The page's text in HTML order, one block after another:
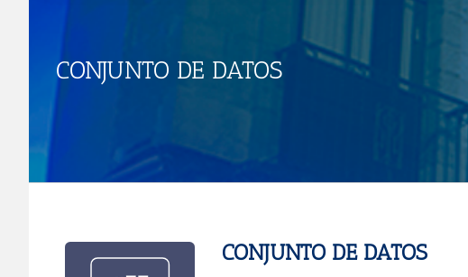
CONJUNTO DE DATOS
CONJUNTO DE DATOS